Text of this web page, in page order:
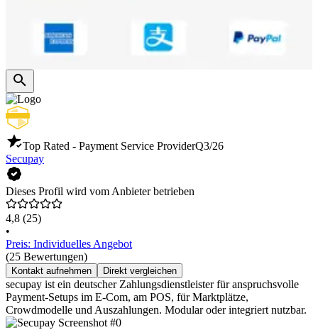
Top Rated - Payment Service ProviderQ3/26
Secupay
Dieses Profil wird vom Anbieter betrieben
4,8 (25)
•
Preis: Individuelles Angebot
(25 Bewertungen)
Kontakt aufnehmen Direkt vergleichen
secupay ist ein deutscher Zahlungsdienstleister für anspruchsvolle
Payment-Setups im E-Com, am POS, für Marktplätze,
Crowdmodelle und Auszahlungen. Modular oder integriert nutzbar.